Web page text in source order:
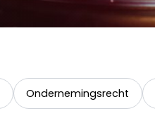
Ondernemingsrecht